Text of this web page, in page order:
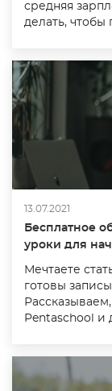
средняя
делать, чтобы
13.07.2021
Бесплатное
уроки для
Мечтаете
готовы
Pentaschool и